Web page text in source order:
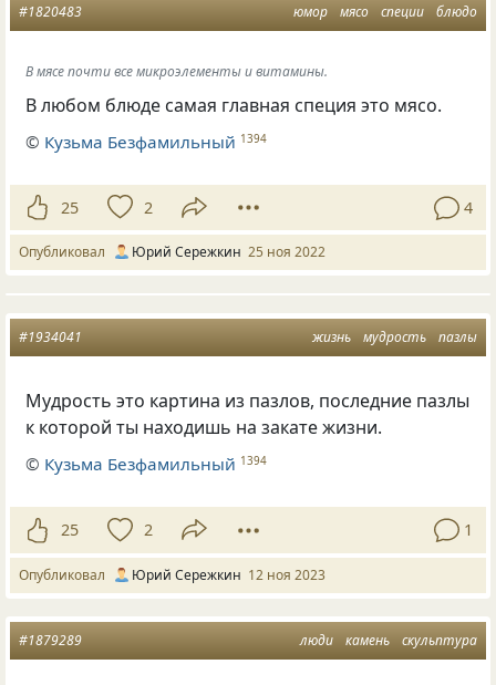
юмор мясо специи блюдо
#1820483
В мясе почти все микроэлементы и витамины.
В любом блюде самая главная специя это мясо.
© Кузьма Безфамильный 1394
25 2 4
Опубликовал Юрий Сережкин 25 ноя 2022
жизнь мудрость пазлы
#1934041
Мудрость это картина из пазлов, последние пазлы
к которой ты находишь на закате жизни.
© Кузьма Безфамильный 1394
25 2 1
Опубликовал Юрий Сережкин 12 ноя 2023
люди камень скульптура
#1879289